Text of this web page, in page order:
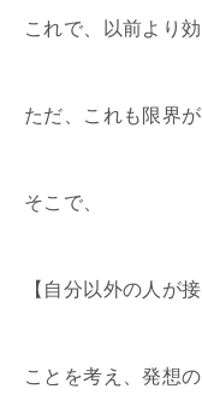
これで、以前より
ただ、これも限界
そこで、
【自分以外の人が
ことを考え、発想